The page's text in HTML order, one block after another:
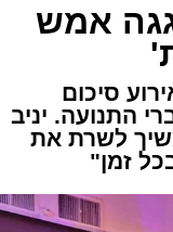
אמש
סיכום
התנועה. יניב
לשרת את
זמן"